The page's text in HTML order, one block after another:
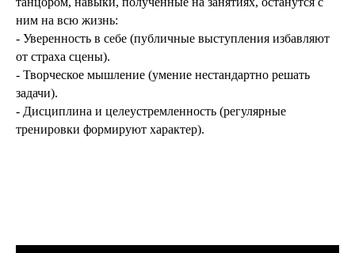
ним на всю жизнь:
- Уверенность в себе (публичные выступления избавляют
от страха сцены).
- Творческое мышление (умение нестандартно решать
задачи).
- Дисциплина и целеустремленность (регулярные
тренировки формируют характер).